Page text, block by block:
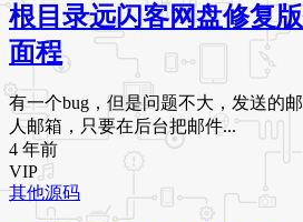
根目录远闪客网盘修复
面程
有一个bug，但是问题不大，发送的
人邮箱，只要在后台把邮件...
4 年前
VIP
其他源码